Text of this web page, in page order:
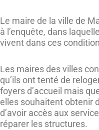
Le maire de la ville de
à l’enquête, dans
vivent dans ces
Les maires des villes
qu’ils ont tenté de
foyers d’accueil mais
elles souhaitent obtenir
d’avoir accès aux
réparer les structures.